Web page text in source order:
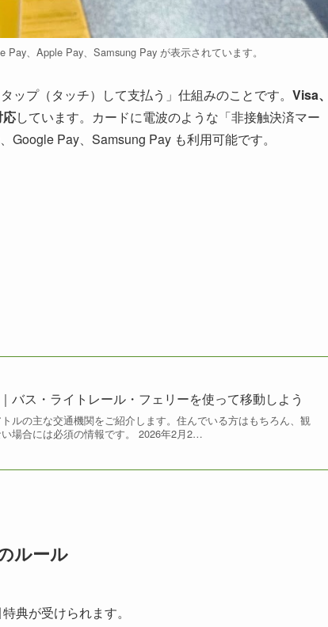
、Apple Pay、Samsung Pay が表示されています。
プ（タッチ）して支払う」仕組みのことです。 Visa
しています。カードに電波のような「非接触決済マー
Pay、Samsung Pay も利用可能です。
バス・ライトレール・フェリーを使って移動しよう
ルの主な交通機関をご紹介します。住んでいる方はもちろん、観
場合には必須の情報です。 2026年2月2…
ルール
典が受けられます。